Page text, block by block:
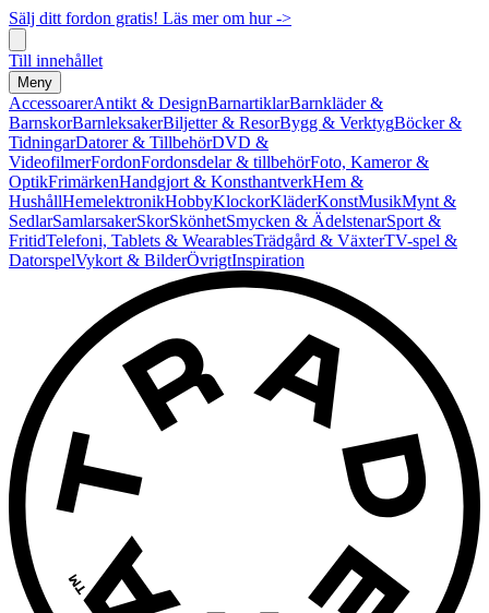
Sälj ditt fordon gratis! Läs mer om hur ->
Till innehållet
Meny
AccessoarerAntikt & DesignBarnartiklarBarnkläder &
BarnskorBarnleksakerBiljetter & ResorBygg & VerktygBöcker &
TidningarDatorer & TillbehörDVD &
VideofilmerFordonFordonsdelar & tillbehörFoto, Kameror &
OptikFrimärkenHandgjort & KonsthantverkHem &
HushållHemelektronikHobbyKlockorKläderKonstMusikMynt &
SedlarSamlarsakerSkorSkönhetSmycken & ÄdelstenarSport &
FritidTelefoni, Tablets & WearablesTrädgård & VäxterTV-spel &
DatorspelVykort & BilderÖvrigtInspiration